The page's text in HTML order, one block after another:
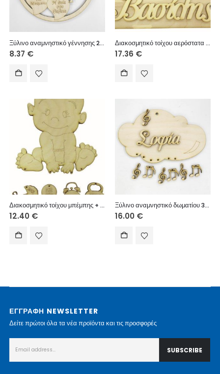
Ξύλινο αναμνηστικό γέννησης 25 εκ. κρεμαστό (στοιχεία επιθυμίας σας)
8.37 €
Διακοσμητικό τοίχου αερόστατα 20cm
17.36 €
Διακοσμητικό τοίχου μπέμπης + 4 στοιχεία 25cm
12.40 €
Ξύλινο αναμνηστικό δωματίου 30 εκ. κρεμαστό (στοιχεία επιθυμίας σας)
16.00 €
ΕΓΓΡΑΦΗ NEWSLETTER
Δείτε πρώτοι όλα τα νέα προϊόντα και τις προσφορές